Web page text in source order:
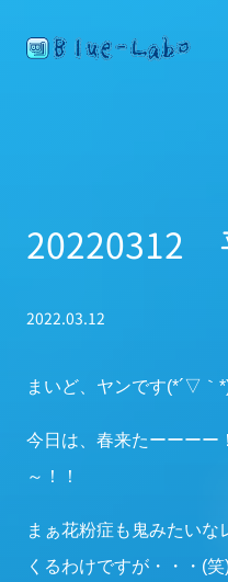
20220312
2022.03.12
まいど、ヤンです(*´▽｀
今日は、春来たーーーー
～！！
まぁ花粉症も鬼みたいな
くるわけですが・・・(笑